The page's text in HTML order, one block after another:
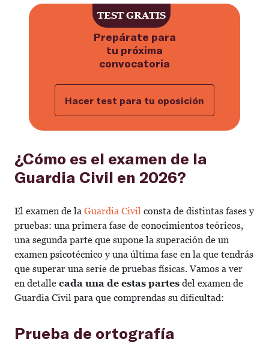
Haz ahora el test gratuito para
Prepárate para
tu próxima
convocatoria
Hacer test para tu oposición
TEST GRATIS
¿Cómo es el examen de la
Guardia Civil en 2026?
El examen de la Guardia Civil consta de distintas fases y
pruebas: una primera fase de conocimientos teóricos,
una segunda parte que supone la superación de un
examen psicotécnico y una última fase en la que tendrás
que superar una serie de pruebas físicas. Vamos a ver
en detalle cada una de estas partes del examen de
Guardia Civil para que comprendas su dificultad:
Prueba de ortografía